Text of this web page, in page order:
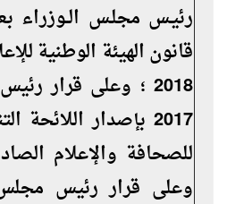
رئيـس مجلـس
2017 بإصدار